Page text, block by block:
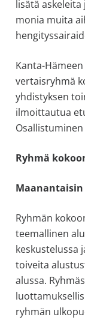
lisätä
monia muita
Kanta-
vertaisryhmä
yhdistyksen
ilmoittautua
Ryhmä
Maanantaisin
Ryhmän
teemallinen
keskustelussa
toiveita
alussa.
ryhmän